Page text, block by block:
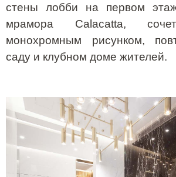
стены лобби на первом
мрамора Calacatta,
монохромным рисунком,
саду и клубном доме жителей.